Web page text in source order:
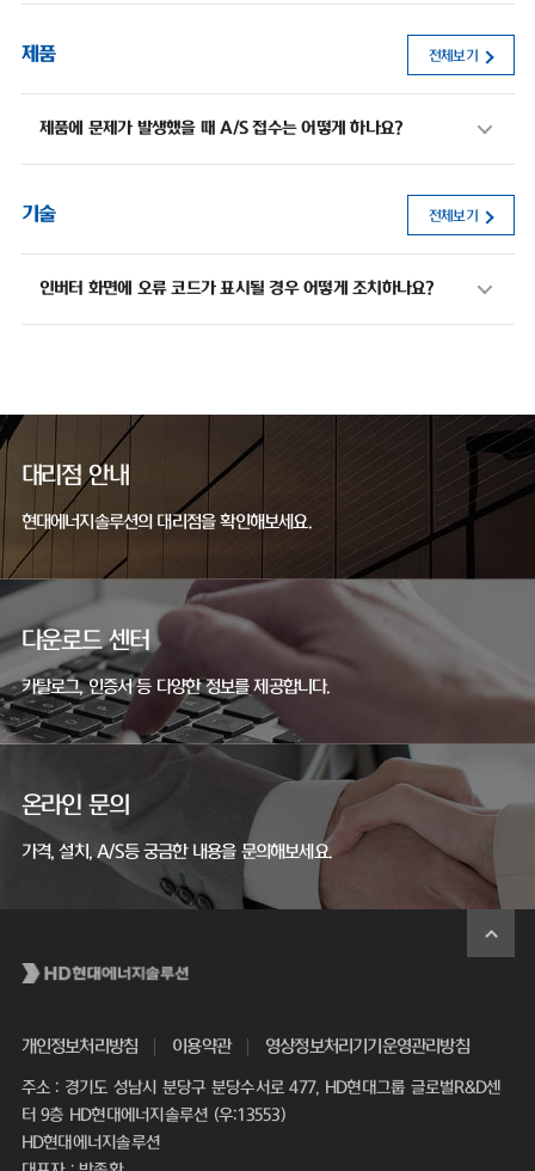
제품 전체보기
제품에 문제가 발생했을 때 A/S 접수는 어떻게 하나요?
기술 전체보기
인버터 화면에 오류 코드가 표시될 경우 어떻게 조치하나요?
대리점 안내
현대에너지솔루션의 대리점을 확인해보세요.
다운로드 센터
카탈로그, 인증서 등 다양한 정보를 제공합니다.
온라인 문의
가격, 설치, A/S등 궁금한 내용을 문의해보세요.
개인정보처리방침 이용약관 영상정보처리기기운영관리방침
주소 : 경기도 성남시 분당구 분당수서로 477, HD현대그룹 글로벌R&D센
터 9층 HD현대에너지솔루션 (우:13553)
HD현대에너지솔루션